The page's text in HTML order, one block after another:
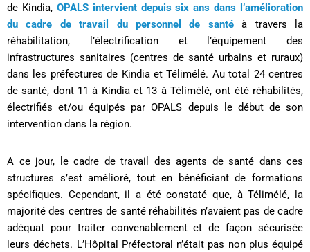
de Kindia, OPALS intervient depuis six ans dans l’amélioration
du cadre de travail du personnel de santé
à travers la
réhabilitation, l’électrification et l’équipement des
infrastructures sanitaires (centres de santé urbains et ruraux)
dans les préfectures de Kindia et Télimélé. Au total 24 centres
de santé, dont 11 à Kindia et 13 à Télimélé, ont été réhabilités,
électrifiés et/ou équipés par OPALS depuis le début de son
intervention dans la région.
A ce jour, le cadre de travail des agents de santé dans ces
structures s’est amélioré, tout en bénéficiant de formations
spécifiques. Cependant, il a été constaté que, à Télimélé, la
majorité des centres de santé réhabilités n’avaient pas de cadre
adéquat pour traiter convenablement et de façon sécurisée
leurs déchets. L’Hôpital Préfectoral n’était pas non plus équipé